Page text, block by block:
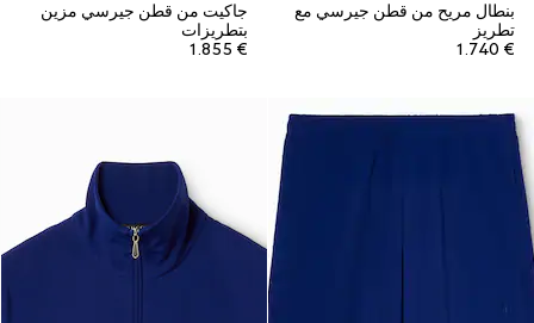
بنطال مريح من قطن جيرسي مع
تطريز
€ 1.740
جاكيت من قطن جيرسي مزين
بتطريزات
€ 1.855